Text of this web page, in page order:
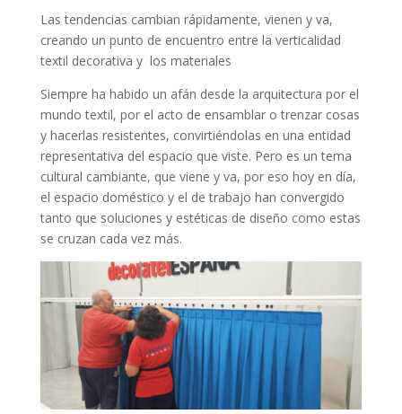
Las tendencias cambian rápidamente, vienen y va,
creando un punto de encuentro entre la verticalidad
textil decorativa y los materiales
Siempre ha habido un afán desde la arquitectura por el
mundo textil, por el acto de ensamblar o trenzar cosas
y hacerlas resistentes, convirtiéndolas en una entidad
representativa del espacio que viste. Pero es un tema
cultural cambiante, que viene y va, por eso hoy en día,
el espacio doméstico y el de trabajo han convergido
tanto que soluciones y estéticas de diseño como estas
se cruzan cada vez más.